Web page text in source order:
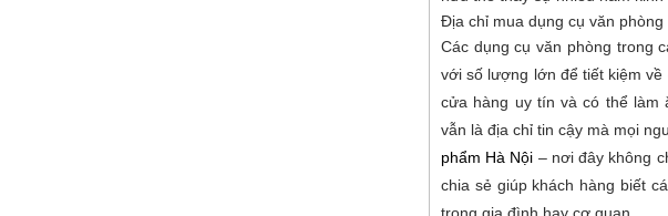
Địa chỉ mua dụng cụ văn
Các dụng cụ văn phòng trong
với số lượng lớn để tiết kiệm
cửa hàng uy tín và có thể làm
vẫn là địa chỉ tin cậy mà mọi
phẩm Hà Nội – nơi đây không
chia sẻ giúp khách hàng biết